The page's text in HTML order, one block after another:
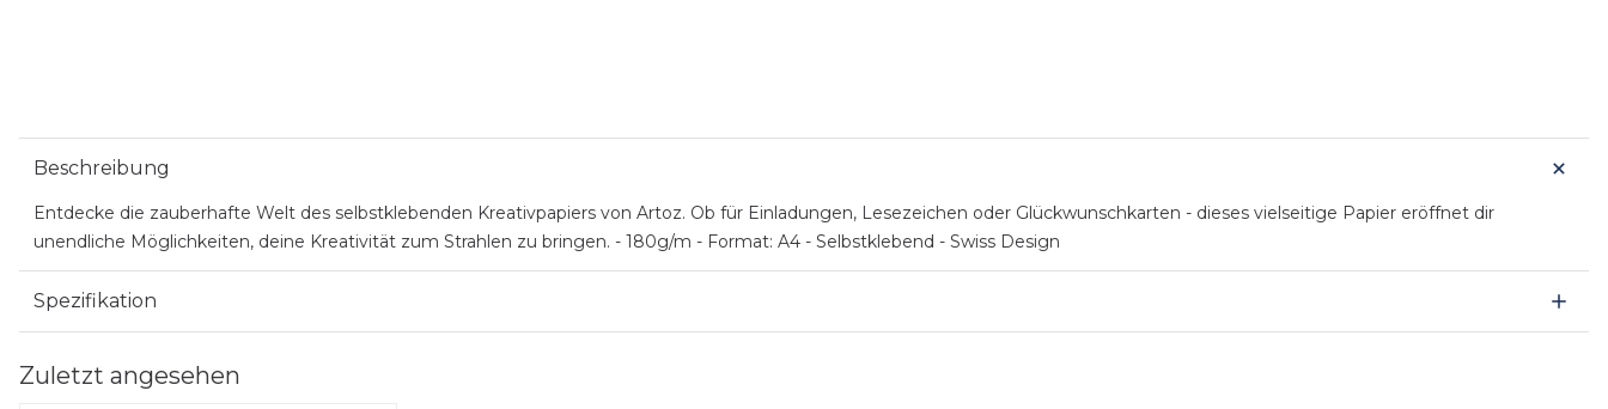
Beschreibung
Entdecke die zauberhafte Welt des selbstklebenden Kreativpapiers von Artoz. Ob für Einladungen, Lesezeichen oder Glückwunschkarten - dieses vielseitige Papier eröffnet dir
unendliche Möglichkeiten, deine Kreativität zum Strahlen zu bringen. - 180g/m - Format: A4 - Selbstklebend - Swiss Design
Spezifikation
Zuletzt angesehen